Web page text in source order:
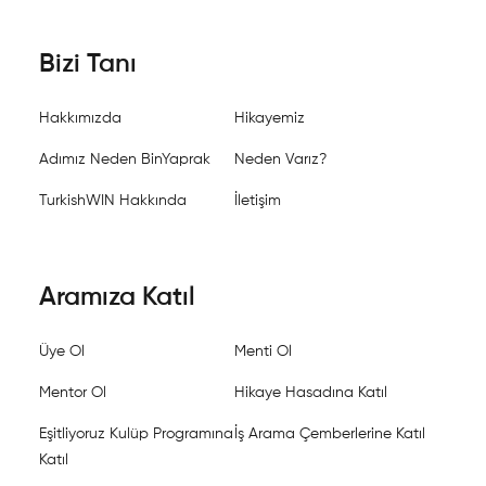
Bizi Tanı
Hakkımızda Hikayemiz
Adımız Neden BinYaprak Neden Varız?
TurkishWIN Hakkında İletişim
Aramıza Katıl
Üye Ol Menti Ol
Mentor Ol Hikaye Hasadına Katıl
Eşitliyoruz Kulüp Programına
Katıl
İş Arama Çemberlerine Katıl